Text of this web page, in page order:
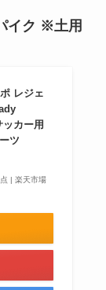
イク ※土用
レジェ
カー用
ツ
| 楽天市場